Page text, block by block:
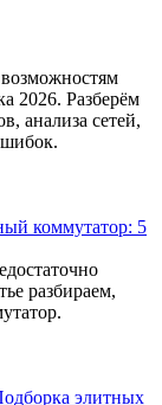
2026. Разберём
анализа сетей,
коммутатор: 5
разбираем,
элитных